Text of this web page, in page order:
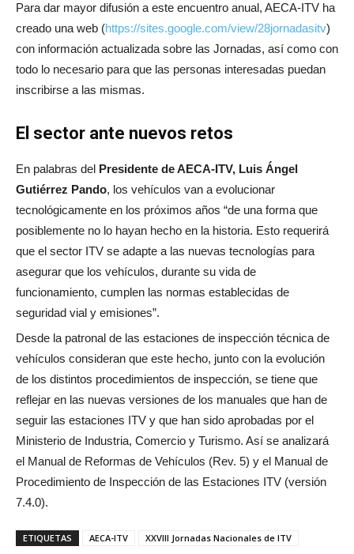
Para dar mayor difusión a este encuentro anual, AECA-ITV ha
creado una web (https://sites.google.com/view/28jornadasitv)
con información actualizada sobre las Jornadas, así como con
todo lo necesario para que las personas interesadas puedan
inscribirse a las mismas.
El sector ante nuevos retos
En palabras del Presidente de AECA-ITV, Luis Ángel
Gutiérrez Pando, los vehículos van a evolucionar
tecnológicamente en los próximos años “de una forma que
posiblemente no lo hayan hecho en la historia. Esto requerirá
que el sector ITV se adapte a las nuevas tecnologías para
asegurar que los vehículos, durante su vida de
funcionamiento, cumplen las normas establecidas de
seguridad vial y emisiones”.
Desde la patronal de las estaciones de inspección técnica de
vehículos consideran que este hecho, junto con la evolución
de los distintos procedimientos de inspección, se tiene que
reflejar en las nuevas versiones de los manuales que han de
seguir las estaciones ITV y que han sido aprobadas por el
Ministerio de Industria, Comercio y Turismo. Así se analizará
el Manual de Reformas de Vehículos (Rev. 5) y el Manual de
Procedimiento de Inspección de las Estaciones ITV (versión
7.4.0).
ETIQUETAS AECA-ITV XXVIII Jornadas Nacionales de ITV